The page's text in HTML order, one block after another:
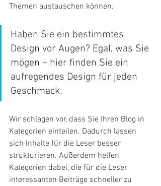
Themen austauschen können.
Haben Sie ein bestimmtes
Design vor Augen? Egal, was Sie
mögen – hier finden Sie ein
aufregendes Design für jeden
Geschmack.
Wir schlagen vor, dass Sie Ihren Blog in
Kategorien einteilen. Dadurch lassen
sich Inhalte für die Leser besser
strukturieren. Außerdem helfen
Kategorien dabei, die für die Leser
interessanten Beiträge schneller zu